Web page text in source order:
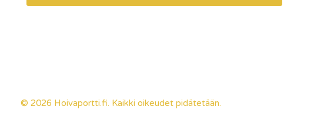
© 2026 Hoivaportti.fi. Kaikki oikeudet pidätetään.